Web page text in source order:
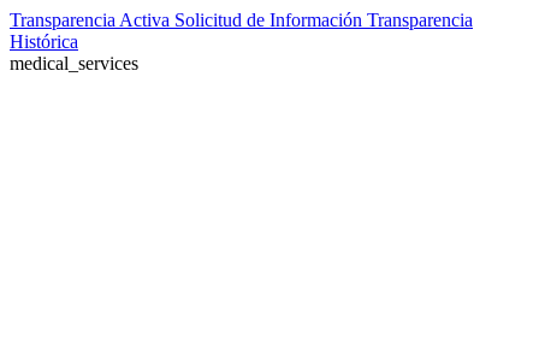
Ir
al
contenido
Transparencia Activa Solicitud de Información Transparencia
Histórica
medical_services